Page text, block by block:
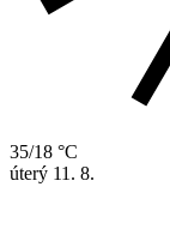
35/18 °C
úterý 11. 8.